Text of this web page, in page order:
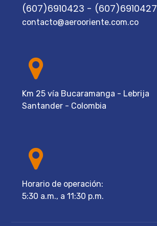
(607)6910423 - (607)6910427
contacto@aerooriente.com.co
Km 25 vía Bucaramanga - Lebrija
Santander - Colombia
Horario de operación:
5:30 a.m., a 11:30 p.m.